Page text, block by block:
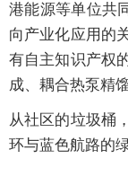
港能源等单位共
向产业化应用的
有自主知识产权
成、耦合热泵精
从社区的垃圾桶
环与蓝色航路的